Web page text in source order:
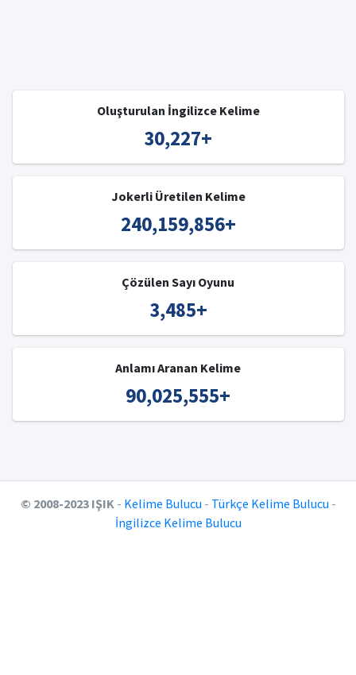
Oluşturulan İngilizce Kelime
30,227+
Jokerli Üretilen Kelime
240,159,856+
Çözülen Sayı Oyunu
3,485+
Anlamı Aranan Kelime
90,025,555+
© 2008-2023 IŞIK- Kelime Bulucu - Türkçe Kelime Bulucu -
İngilizce Kelime Bulucu